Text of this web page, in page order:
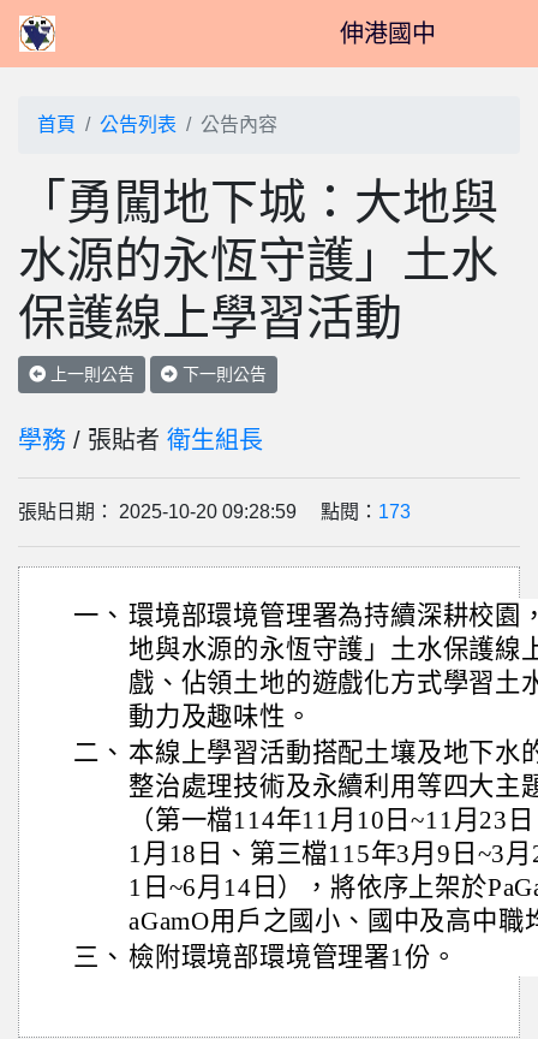
伸港國中
首頁 公告列表 公告內容
「勇闖地下城：大地與
水源的永恆守護」土水
保護線上學習活動
上一則公告 下一則公告
學務 / 張貼者 衛生組長
張貼日期： 2025-10-20 09:28:59 點閱： 173
一、 環境部環境管理署為持續深耕校園
地與水源的永恆守護」土水保護線
戲、佔領土地的遊戲化方式學習土
動力及趣味性。
二、 本線上學習活動搭配土壤及地下水
整治處理技術及永續利用等四大主
（第一檔114年11月10日~11月23
1月18日、第三檔115年3月9日~3
1日~6月14日），將依序上架於
aGamO用戶之國小、國中及高中職
三、 檢附環境部環境管理署1份。